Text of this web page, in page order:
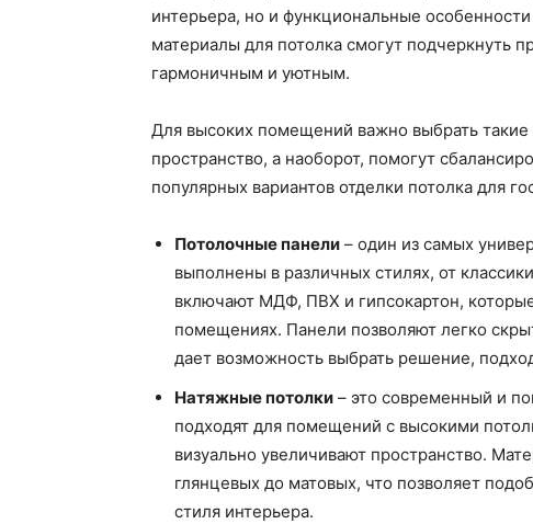
интерьера, но и функциональные
материалы для потолка смогут подчеркнуть
гармоничным и уютным.
Для высоких помещений важно выбрать
пространство, а наоборот, помогут
популярных вариантов отделки потолка для
Потолочные панели – один из самых
выполнены в различных стилях, от
включают МДФ, ПВХ и гипсокартон,
помещениях. Панели позволяют легко
дает возможность выбрать решение,
Натяжные потолки – это современный и
подходят для помещений с высокими
визуально увеличивают пространство.
глянцевых до матовых, что позволяет
стиля интерьера.